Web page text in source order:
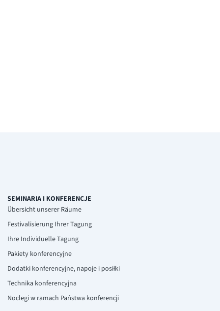
SEMINARIA I KONFERENCJE
Übersicht unserer Räume
Festivalisierung Ihrer Tagung
Ihre Individuelle Tagung
Pakiety konferencyjne
Dodatki konferencyjne, napoje i posiłki
Technika konferencyjna
Noclegi w ramach Państwa konferencji